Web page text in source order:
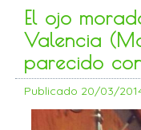
El ojo
Valencia
parecido
Publicado 20/03/